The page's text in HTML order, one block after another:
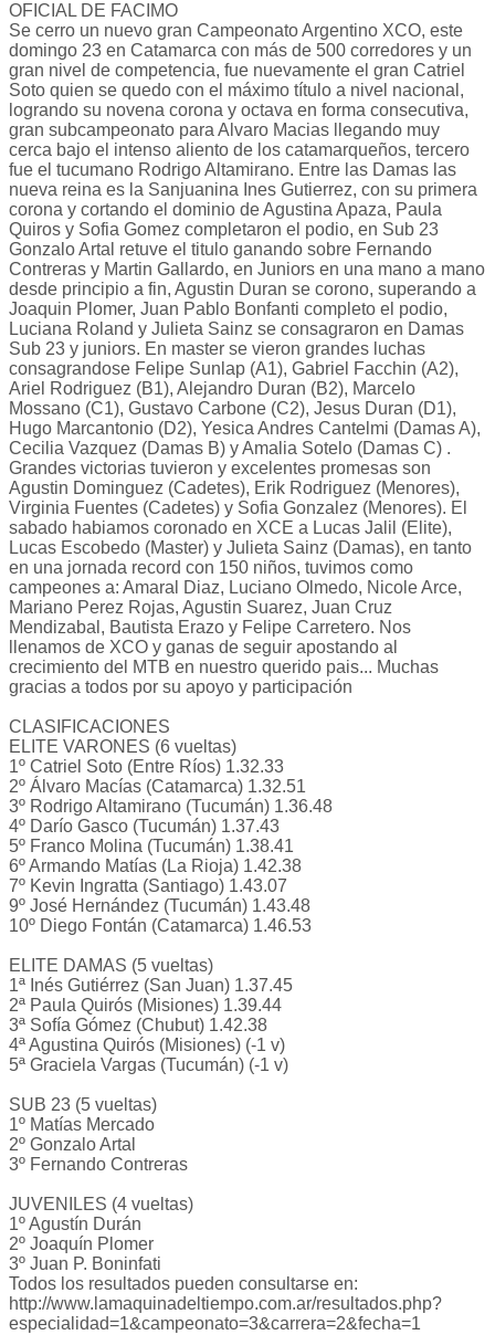
OFICIAL DE FACIMO
Se cerro un nuevo gran Campeonato Argentino XCO, este
domingo 23 en Catamarca con más de 500 corredores y un
gran nivel de competencia, fue nuevamente el gran Catriel
Soto quien se quedo con el máximo título a nivel nacional,
logrando su novena corona y octava en forma consecutiva,
gran subcampeonato para Alvaro Macias llegando muy
cerca bajo el intenso aliento de los catamarqueños, tercero
fue el tucumano Rodrigo Altamirano. Entre las Damas las
nueva reina es la Sanjuanina Ines Gutierrez, con su primera
corona y cortando el dominio de Agustina Apaza, Paula
Quiros y Sofia Gomez completaron el podio, en Sub 23
Gonzalo Artal retuve el titulo ganando sobre Fernando
Contreras y Martin Gallardo, en Juniors en una mano a mano
desde principio a fin, Agustin Duran se corono, superando a
Joaquin Plomer, Juan Pablo Bonfanti completo el podio,
Luciana Roland y Julieta Sainz se consagraron en Damas
Sub 23 y juniors. En master se vieron grandes luchas
consagrandose Felipe Sunlap (A1), Gabriel Facchin (A2),
Ariel Rodriguez (B1), Alejandro Duran (B2), Marcelo
Mossano (C1), Gustavo Carbone (C2), Jesus Duran (D1),
Hugo Marcantonio (D2), Yesica Andres Cantelmi (Damas A),
Cecilia Vazquez (Damas B) y Amalia Sotelo (Damas C) .
Grandes victorias tuvieron y excelentes promesas son
Agustin Dominguez (Cadetes), Erik Rodriguez (Menores),
Virginia Fuentes (Cadetes) y Sofia Gonzalez (Menores). El
sabado habiamos coronado en XCE a Lucas Jalil (Elite),
Lucas Escobedo (Master) y Julieta Sainz (Damas), en tanto
en una jornada record con 150 niños, tuvimos como
campeones a: Amaral Diaz, Luciano Olmedo, Nicole Arce,
Mariano Perez Rojas, Agustin Suarez, Juan Cruz
Mendizabal, Bautista Erazo y Felipe Carretero. Nos
llenamos de XCO y ganas de seguir apostando al
crecimiento del MTB en nuestro querido pais... Muchas
gracias a todos por su apoyo y participación
CLASIFICACIONES
ELITE VARONES (6 vueltas)
1º Catriel Soto (Entre Ríos) 1.32.33
2º Álvaro Macías (Catamarca) 1.32.51
3º Rodrigo Altamirano (Tucumán) 1.36.48
4º Darío Gasco (Tucumán) 1.37.43
5º Franco Molina (Tucumán) 1.38.41
6º Armando Matías (La Rioja) 1.42.38
7º Kevin Ingratta (Santiago) 1.43.07
9º José Hernández (Tucumán) 1.43.48
10º Diego Fontán (Catamarca) 1.46.53
ELITE DAMAS (5 vueltas)
1ª Inés Gutiérrez (San Juan) 1.37.45
2ª Paula Quirós (Misiones) 1.39.44
3ª Sofía Gómez (Chubut) 1.42.38
4ª Agustina Quirós (Misiones) (-1 v)
5ª Graciela Vargas (Tucumán) (-1 v)
SUB 23 (5 vueltas)
1º Matías Mercado
2º Gonzalo Artal
3º Fernando Contreras
JUVENILES (4 vueltas)
1º Agustín Durán
2º Joaquín Plomer
3º Juan P. Boninfati
Todos los resultados pueden consultarse en:
http://www.lamaquinadeltiempo.com.ar/resultados.php?
especialidad=1&campeonato=3&carrera=2&fecha=1